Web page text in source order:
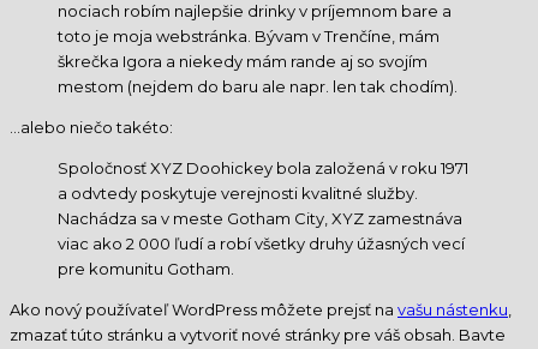
nociach robím najlepšie drinky v príjemnom bare a
toto je moja webstránka. Bývam v Trenčíne, mám
škrečka Igora a niekedy mám rande aj so svojím
mestom (nejdem do baru ale napr. len tak chodím).
…alebo niečo takéto:
Spoločnosť XYZ Doohickey bola založená v roku 1971
a odvtedy poskytuje verejnosti kvalitné služby.
Nachádza sa v meste Gotham City, XYZ zamestnáva
viac ako 2 000 ľudí a robí všetky druhy úžasných vecí
pre komunitu Gotham.
Ako nový používateľ WordPress môžete prejsť na vašu nástenku
zmazať túto stránku a vytvoriť nové stránky pre váš obsah. Bavte